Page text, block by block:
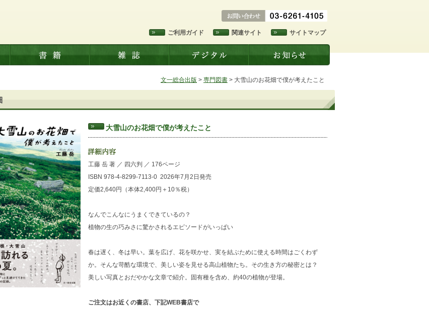
サイトマップ
関連サイト
ご利用ガイド
文一総合出版 > 専門図書 > 大雪山のお花畑で僕が考えたこと
大雪山のお花畑で僕が考えたこと
工藤 岳 著 ／ 四六判 ／ 176ページ
ISBN 978-4-8299-7113-0 2026年7月2日発売
定価2,640円（本体2,400円＋10％税）
なんでこんなにうまくできているの？
植物の生の巧みさに驚かされるエピソードがいっぱい
春は遅く、冬は早い。葉を広げ、花を咲かせ、実を結ぶために使える時間はごくわず
か。そんな苛酷な環境で、美しい姿を見せる高山植物たち。その生き方の秘密とは？
美しい写真とおだやかな文章で紹介。固有種を含め、約40の植物が登場。
ご注文はお近くの書店、下記WEB書店で